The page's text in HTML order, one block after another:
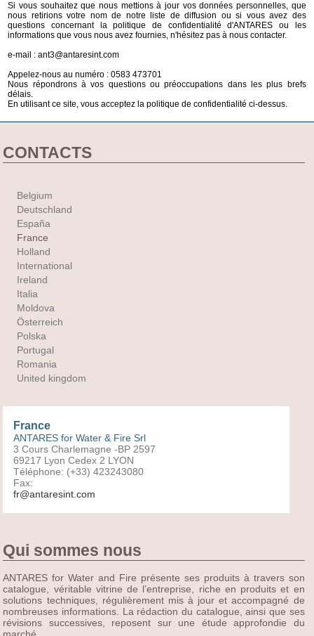
Si vous souhaitez que nous mettions à jour vos données personnelles, que
nous retirions votre nom de notre liste de diffusion ou si vous avez des
questions concernant la politique de confidentialité d'ANTARES ou les
informations que vous nous avez fournies, n'hésitez pas à nous contacter.
e-mail : ant3@antaresint.com
Appelez-nous au numéro : 0583 473701
Nous répondrons à vos questions ou préoccupations dans les plus brefs
délais.
En utilisant ce site, vous acceptez la politique de confidentialité ci-dessus.
CONTACTS
Belgium
Deutschland
España
France
Holland
International
Ireland
Italia
Moldova
Österreich
Polska
Portugal
Romania
United kingdom
France
ANTARES for Water & Fire Srl
3 Cours Charlemagne -BP 2597
69217 Lyon Cedex 2 LYON
Téléphone: (+33) 423243080
Fax:
fr@antaresint.com
Qui sommes nous
ANTARES for Water and Fire présente ses produits à travers son
catalogue, véritable vitrine de l’entreprise, riche en produits et en
solutions techniques, régulièrement mis à jour et accompagné de
nombreuses informations. La rédaction du catalogue, ainsi que ses
révisions successives, reposent sur une étude approfondie du